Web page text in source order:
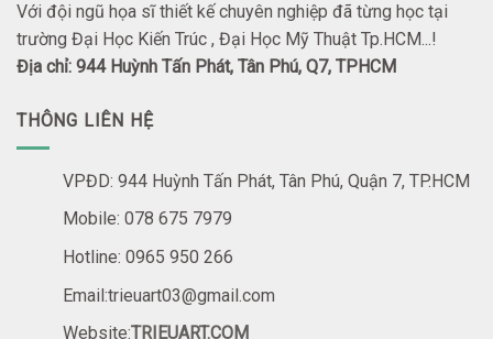
Với đội ngũ họa sĩ thiết kế chuyên nghiệp đã từng học tại
trường Đại Học Kiến Trúc , Đại Học Mỹ Thuật Tp.HCM...!
Địa chỉ: 944 Huỳnh Tấn Phát, Tân Phú, Q7, TPHCM
THÔNG LIÊN HỆ
VPĐD: 944 Huỳnh Tấn Phát, Tân Phú, Quận 7, TP.HCM
Mobile: 078 675 7979
Hotline: 0965 950 266
Email:trieuart03@gmail.com
Website:TRIEUART.COM